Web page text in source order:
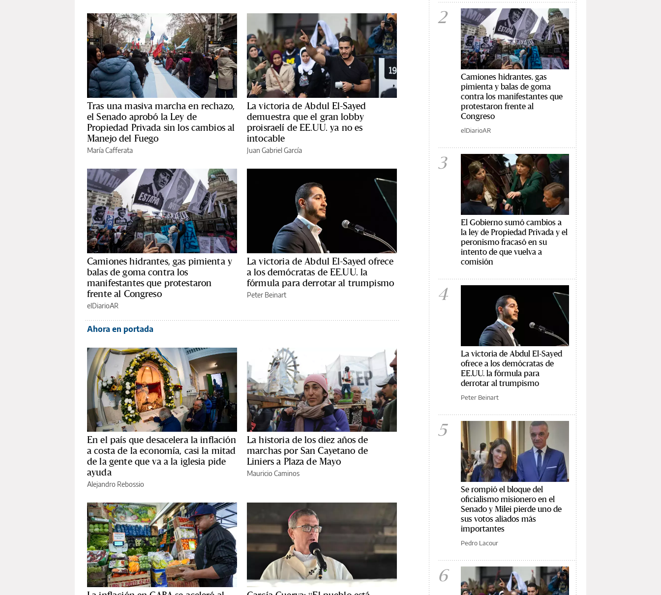
Tras una masiva marcha en rechazo,
el Senado aprobó la Ley de
Propiedad Privada sin los cambios al
Manejo del Fuego
María Cafferata
La victoria de Abdul El-Sayed
demuestra que el gran lobby
proisraelí de EE.UU. ya no es
intocable
Juan Gabriel García
Camiones hidrantes, gas pimienta y
balas de goma contra los
manifestantes que protestaron
frente al Congreso
elDiarioAR
La victoria de Abdul El-Sayed ofrece
a los demócratas de EE.UU. la
fórmula para derrotar al trumpismo
Peter Beinart
Ahora en portada
En el país que desacelera la inflación
a costa de la economía, casi la mitad
de la gente que va a la iglesia pide
ayuda
Alejandro Rebossio
La historia de los diez años de
marchas por San Cayetano de
Liniers a Plaza de Mayo
Mauricio Caminos
2
Camiones hidrantes, gas
pimienta y balas de goma
contra los manifestantes que
protestaron frente al
Congreso
elDiarioAR
3
El Gobierno sumó cambios a
la ley de Propiedad Privada y el
peronismo fracasó en su
intento de que vuelva a
comisión
4
La victoria de Abdul El-Sayed
ofrece a los demócratas de
EE.UU. la fórmula para
derrotar al trumpismo
Peter Beinart
5
Se rompió el bloque del
oficialismo misionero en el
Senado y Milei pierde uno de
sus votos aliados más
importantes
Pedro Lacour
6